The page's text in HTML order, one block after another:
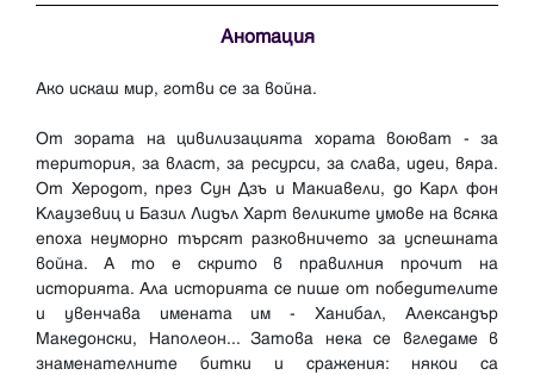
Анотация
Ако искаш мир, готви се за война.
От зората на цивилизацията хората воюват - за
територия, за власт, за ресурси, за слава, идеи, вяра.
От Херодот, през Сун Дзъ и Макиавели, до Карл фон
Клаузевиц и Базил Лидъл Харт великите умове на всяка
епоха неуморно търсят разковничето за успешната
война. А то е скрито в правилния прочит на
историята. Ала историята се пише от победителите
и увенчава имената им - Ханибал, Александър
Македонски, Наполеон... Затова нека се вгледаме в
знаменателните битки и сражения: някои са